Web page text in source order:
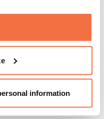
information
Ciencias Naturales de
y las entradas para las